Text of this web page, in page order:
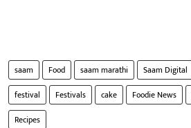
saam Food saam marathi Saam Digital
festival
Festivals cake Foodie News
Recipes